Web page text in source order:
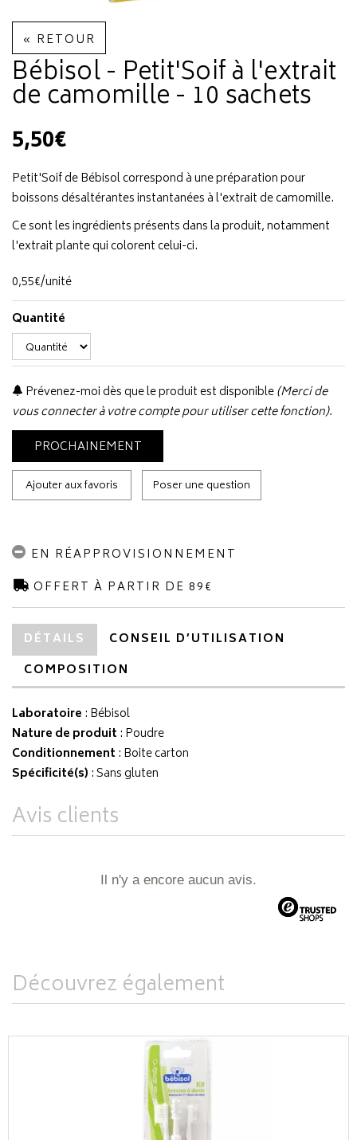
« RETOUR
Bébisol - Petit'Soif à l'extrait
de camomille - 10 sachets
5,50€
Petit'Soif de Bébisol correspond à une préparation pour
boissons désaltérantes instantanées à l'extrait de camomille.
Ce sont les ingrédients présents dans la produit, notamment
l'extrait plante qui colorent celui-ci.
0,55€/unité
Quantité
Prévenez-moi dès que le produit est disponible(Merci de
vous connecter à votre compte pour utiliser cette fonction).
PROCHAINEMENT
Ajouter aux favoris Poser une question
EN RÉAPPROVISIONNEMENT
OFFERT À PARTIR DE 89€
DÉTAILS
CONSEIL D’UTILISATION
COMPOSITION
Laboratoire : Bébisol
Nature de produit : Poudre
Conditionnement : Boite carton
Spécificité(s) : Sans gluten
Avis clients
Il n'y a encore aucun avis.
Découvrez également